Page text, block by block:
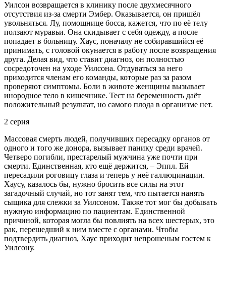
Уилсон возвращается в клинику после двухмесячного
отсутствия из-за смерти Эмбер. Оказывается, он пришёл
увольняться. Лу, помощнице босса, кажется, что по её телу
ползают муравьи. Она скидывает с себя одежду, а после
попадает в больницу. Хаус, поначалу не собиравшийся её
принимать, с головой окунается в работу после возвращения
друга. Делая вид, что ставит диагноз, он полностью
сосредоточен на уходе Уилсона. Отдуваться за него
приходится членам его команды, которые раз за разом
проверяют симптомы. Боли в животе женщины вызывает
инородное тело в кишечнике. Тест на беременность даёт
положительный результат, но самого плода в организме нет.
2 серия
Массовая смерть людей, получивших пересадку органов от
одного и того же донора, вызывает панику среди врачей.
Четверо погибли, престарелый мужчина уже почти при
смерти. Единственная, кто ещё держится, – Эппл. Ей
пересадили роговицу глаза и теперь у неё галлюцинации.
Хаусу, казалось бы, нужно бросить все силы на этот
загадочный случай, но тот занят тем, что пытается нанять
сыщика для слежки за Уилсоном. Также тот мог бы добывать
нужную информацию по пациентам. Единственной
причиной, которая могла бы повлиять на всех шестерых, это
рак, перешедший к ним вместе с органами. Чтобы
подтвердить диагноз, Хаус приходит непрошеным гостем к
Уилсону.